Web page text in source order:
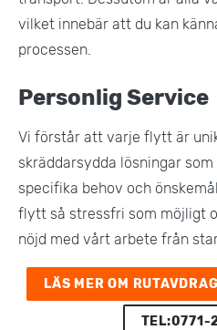
vilket innebär att du kan
processen​.
Personlig Service
Vi förstår att varje flytt är
skräddarsydda lösningar
specifika behov och
flytt så stressfri som möjligt
nöjd med vårt arbete från
LÄS MER OM RUTAVDRAG
TEL:0771-